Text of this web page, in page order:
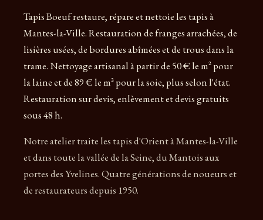
Tapis Boeuf restaure, répare et nettoie les tapis à
Mantes-la-Ville. Restauration de franges arrachées, de
lisières usées, de bordures abîmées et de trous dans la
trame. Nettoyage artisanal à partir de 50 € le m² pour
la laine et de 89 € le m² pour la soie, plus selon l'état.
Restauration sur devis, enlèvement et devis gratuits
sous 48 h.
Notre atelier traite les tapis d'Orient à Mantes-la-Ville
et dans toute la vallée de la Seine, du Mantois aux
portes des Yvelines. Quatre générations de noueurs et
de restaurateurs depuis 1950.